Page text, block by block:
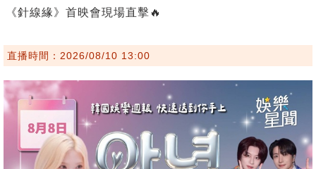
《針線緣》首映會現場直擊🔥
直播時間：2026/08/10 13:00